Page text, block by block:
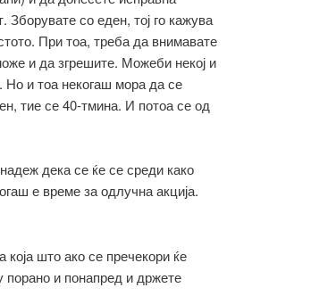
Зборувате со еден, тој го кажува
При тоа, треба да внимавате
и да згрешите. Можеби некој и
Но и тоа некогаш мора да се
тие се 40-тмина. И потоа се од
дека се ќе се среди како
е време за одлучна акција.
што ако се пречекори ќе
порано и понапред и држете